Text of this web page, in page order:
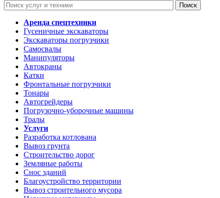
Аренда спецтехники
Гусеничные экскаваторы
Экскаваторы погрузчики
Самосвалы
Манипуляторы
Автокраны
Катки
Фронтальные погрузчики
Тонары
Автогрейдеры
Погрузочно-уборочные машины
Тралы
Услуги
Разработка котлована
Вывоз грунта
Строительство дорог
Земляные работы
Снос зданий
Благоустройство территории
Вывоз строительного мусора